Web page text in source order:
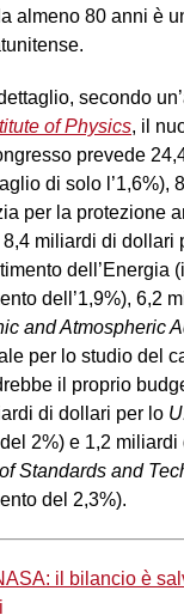
almeno 80 anni è
secondo
of Physics, il
prevede
di solo l’1,6%),
per la protezione
miliardi di dollari
dell’Energia
dell’1,9%), 6,2
and Atmospheric
per lo studio del
il proprio
di dollari per lo
2%) e 1,2 miliardi
Standards and
del 2,3%).
il bilancio è